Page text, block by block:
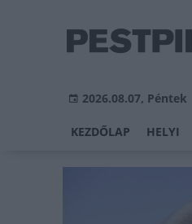
2026.08.07, Péntek
KEZDŐLAP HELYI